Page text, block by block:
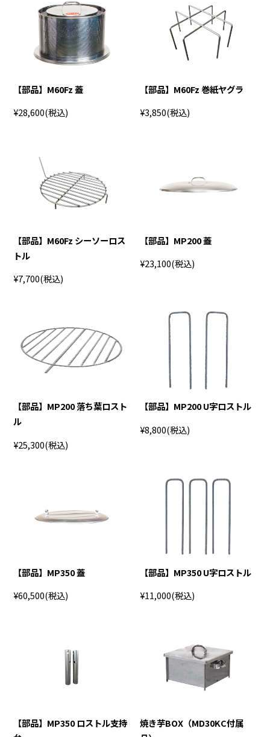
【部品】M60Fz 蓋
¥28,600(税込)
【部品】M60Fz 巻紙ヤグラ
¥3,850(税込)
【部品】M60Fz シーソーロス
トル
¥7,700(税込)
【部品】MP200 蓋
¥23,100(税込)
【部品】MP200 落ち葉ロスト
ル
¥25,300(税込)
【部品】MP200 U字ロストル
¥8,800(税込)
【部品】MP350 蓋
¥60,500(税込)
【部品】MP350 U字ロストル
¥11,000(税込)
【部品】MP350 ロストル支持
焼き芋BOX（MD30KC付属